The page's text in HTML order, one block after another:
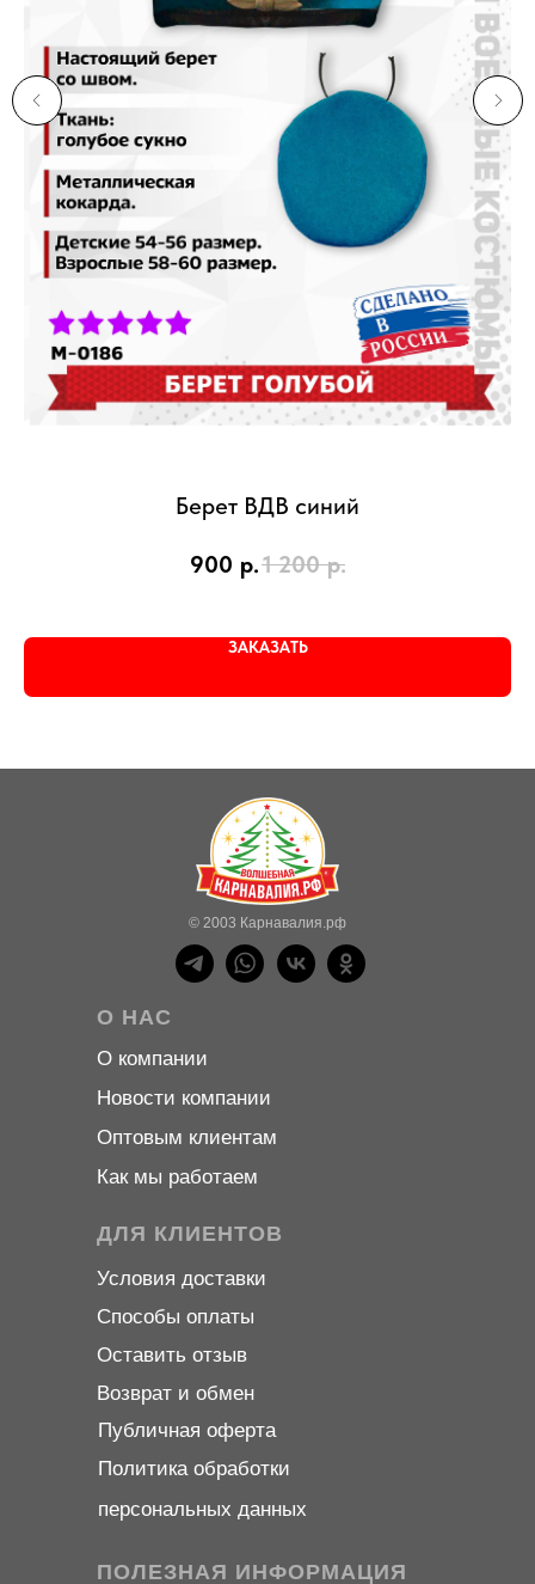
Берет ВДВ синий
900 р.1 200 р.
ЗАКАЗАТЬ
О НАС
ДЛЯ КЛИЕНТОВ
ПОЛЕЗНАЯ ИНФОРМАЦИЯ
© 2003 Карнавалия.рф
Условия доставки
Возврат и обмен
Способы оплаты
Оставить отзыв
О компании
Оптовым клиентам
Новости компании
Как мы работаем
Публичная оферта
Политика обработки
персональных данных